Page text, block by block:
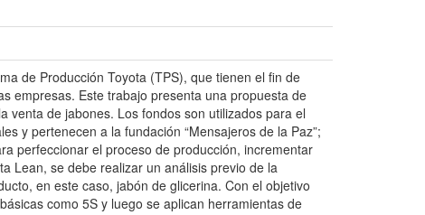
de Producción Toyota (TPS), que tienen el fin de
empresas. Este trabajo presenta una propuesta de
venta de jabones. Los fondos son utilizados para el
y pertenecen a la fundación “Mensajeros de la Paz”;
perfeccionar el proceso de producción, incrementar
Lean, se debe realizar un análisis previo de la
en este caso, jabón de glicerina. Con el objetivo
como 5S y luego se aplican herramientas de